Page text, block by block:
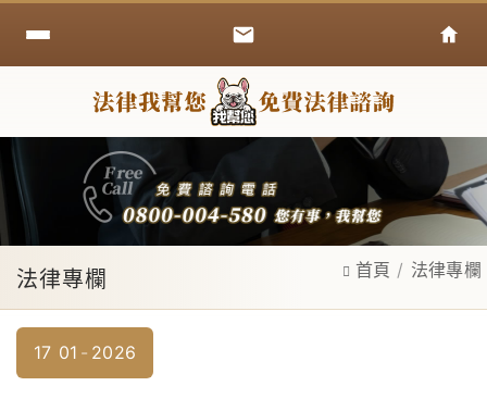
法律專欄 首頁 法律專欄
17 01 2026